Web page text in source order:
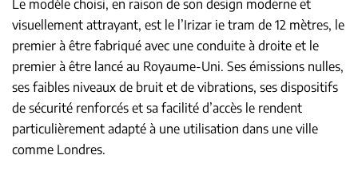
Le modèle choisi, en raison de son design moderne et
visuellement attrayant, est le l’Irizar ie tram de 12 mètres, le
premier à être fabriqué avec une conduite à droite et le
premier à être lancé au Royaume-Uni. Ses émissions nulles,
ses faibles niveaux de bruit et de vibrations, ses dispositifs
de sécurité renforcés et sa facilité d’accès le rendent
particulièrement adapté à une utilisation dans une ville
comme Londres.